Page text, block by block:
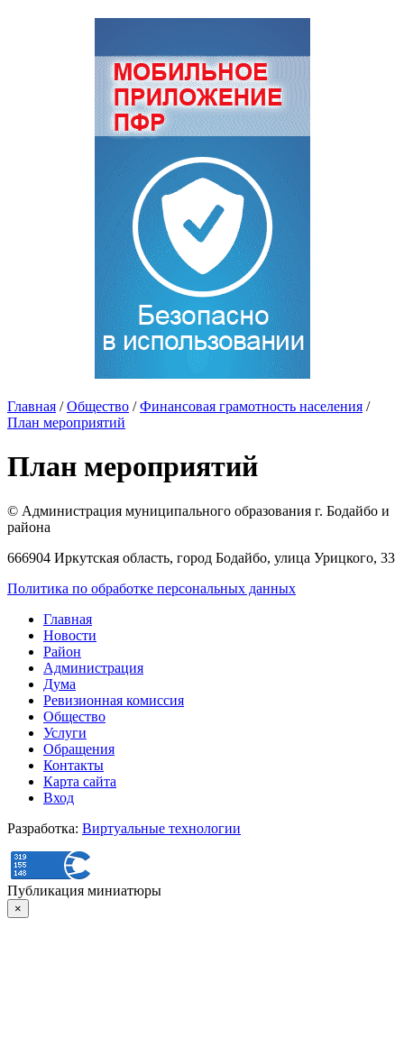
Главная / Общество / Финансовая грамотность населения /
План мероприятий
План мероприятий
© Администрация муниципального образования г. Бодайбо и
района
666904 Иркутская область, город Бодайбо, улица Урицкого, 33
Политика по обработке персональных данных
Главная
Новости
Район
Администрация
Дума
Ревизионная комиссия
Общество
Услуги
Обращения
Контакты
Карта сайта
Вход
Разработка: Виртуальные технологии
Публикация миниатюры
×